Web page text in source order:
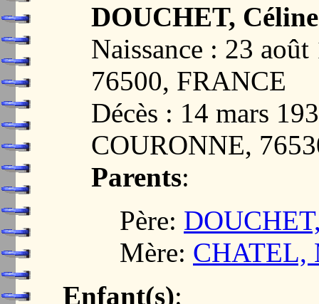
DOUCHET,
Naissance : 23
76500, FRANCE
Décès : 14 mars
COURONNE,
Parents:
Père:
Mère: CHATEL,
Enfant(s):